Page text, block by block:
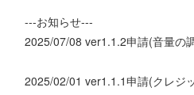
---お知らせ---
2025/07/08 ver1.1.2申請(音量の
2025/02/01 ver1.1.1申請(クレジ